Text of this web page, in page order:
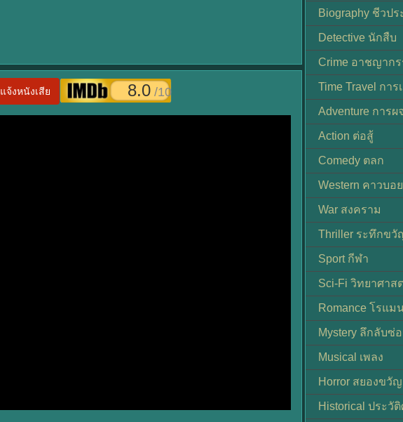
แจ้งหนังเสีย 8.0 /10
Biography ชีวปร
Detective นักสืบ
Crime อาชญาก
Time Travel กา
Adventure การ
Action ต่อสู้
Comedy ตลก
Western คาวบอ
War สงคราม
Thriller ระทึกขวั
Sport กีฬา
Sci-Fi วิทยาศาส
Romance โรแม
Mystery ลึกลับซ่
Musical เพลง
Horror สยองขวัญ
Historical ประวั